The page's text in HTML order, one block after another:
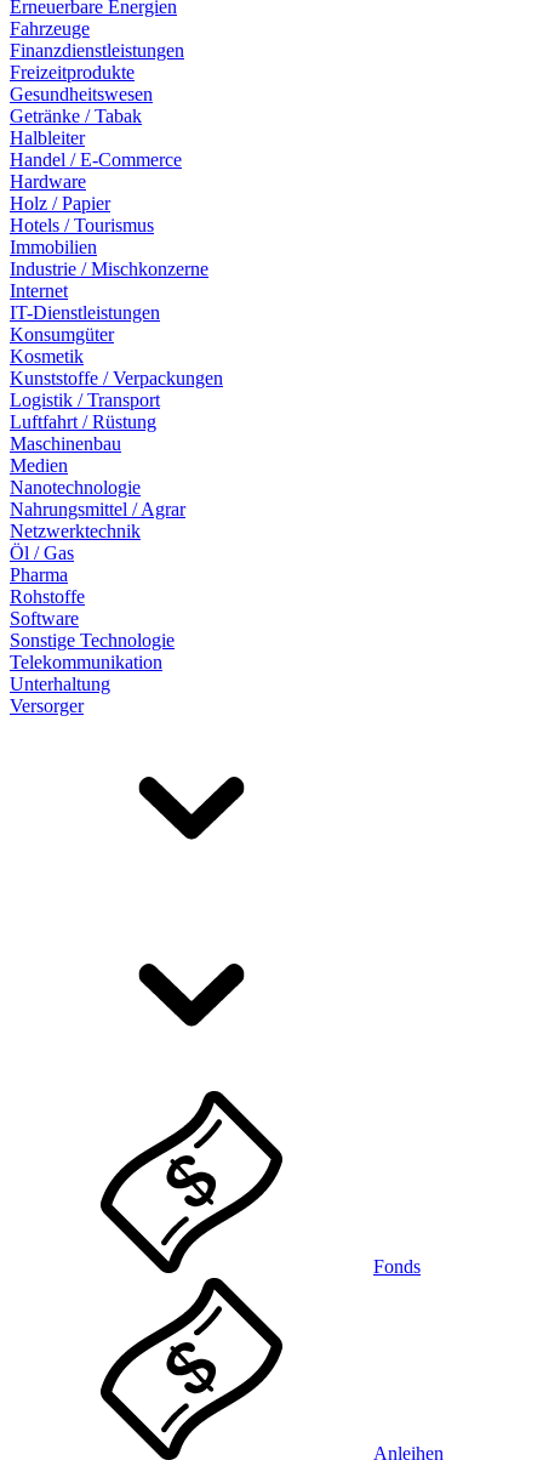
Erneuerbare Energien
Fahrzeuge
Finanzdienstleistungen
Freizeitprodukte
Gesundheitswesen
Getränke / Tabak
Halbleiter
Handel / E-Commerce
Hardware
Holz / Papier
Hotels / Tourismus
Immobilien
Industrie / Mischkonzerne
Internet
IT-Dienstleistungen
Konsumgüter
Kosmetik
Kunststoffe / Verpackungen
Logistik / Transport
Luftfahrt / Rüstung
Maschinenbau
Medien
Nanotechnologie
Nahrungsmittel / Agrar
Netzwerktechnik
Öl / Gas
Pharma
Rohstoffe
Software
Sonstige Technologie
Telekommunikation
Unterhaltung
Versorger
Fonds
Anleihen